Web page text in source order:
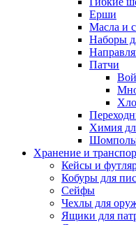
Ерши
Масла и
Наборы
Патчи
Химия
Хранение и
Кейсы и
Кобуры для
Сейфы
Чехлы для
Ящики для